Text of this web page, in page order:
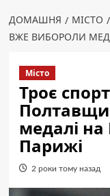
ДОМАШНЯ МІСТО
ВЖЕ ВИБОРОЛИ
Місто
Троє
медалі на
Парижі
2 роки тому назад